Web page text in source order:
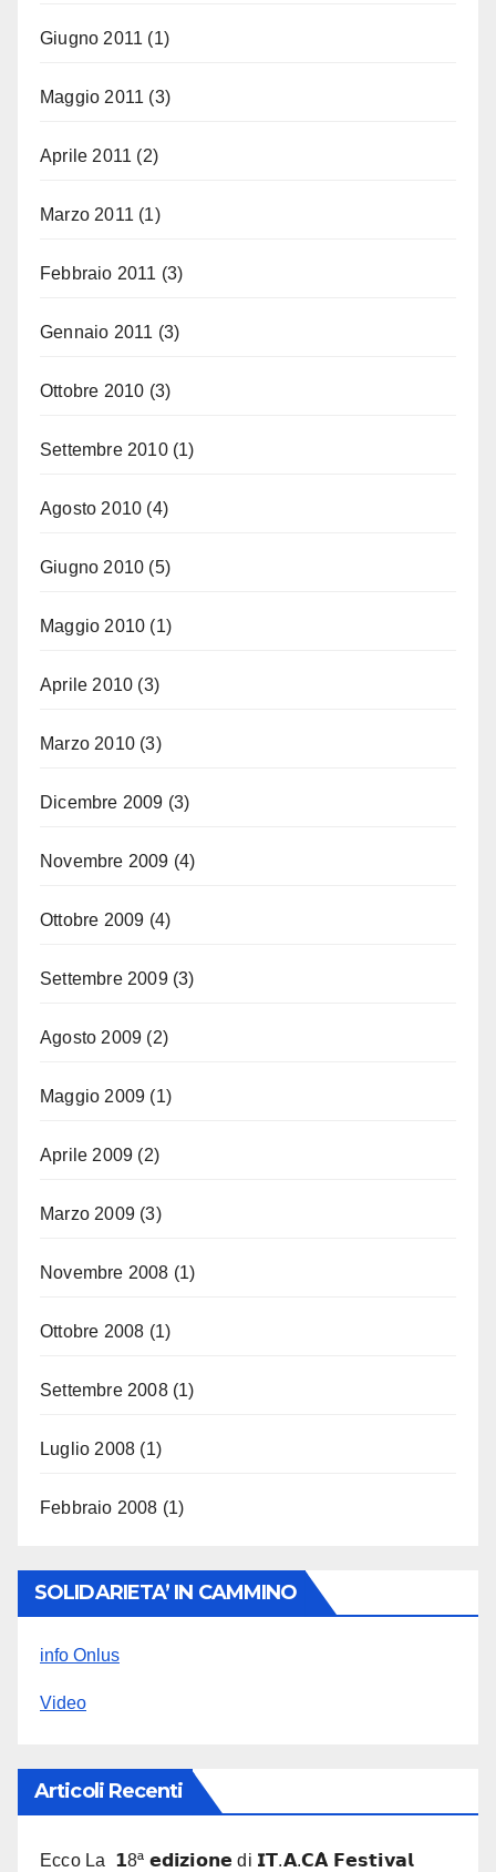
Giugno 2011 (1)
Maggio 2011 (3)
Aprile 2011 (2)
Marzo 2011 (1)
Febbraio 2011 (3)
Gennaio 2011 (3)
Ottobre 2010 (3)
Settembre 2010(1)
Agosto 2010 (4)
Giugno 2010 (5)
Maggio 2010 (1)
Aprile 2010 (3)
Marzo 2010 (3)
Dicembre 2009 (3)
Novembre 2009 (4)
Ottobre 2009 (4)
Settembre 2009(3)
Agosto 2009 (2)
Maggio 2009 (1)
Aprile 2009 (2)
Marzo 2009 (3)
Novembre 2008 (1)
Ottobre 2008 (1)
Settembre 2008(1)
Luglio 2008 (1)
Febbraio 2008 (1)
SOLIDARIETA’ IN CAMMINO
info Onlus
Video
Articoli Recenti
Ecco La 𝟭8ª 𝗲𝗱𝗶𝘇𝗶𝗼𝗻𝗲 di 𝗜𝗧.𝗔.𝗖𝗔̀ 𝗙𝗲𝘀𝘁𝗶𝘃𝗮𝗹